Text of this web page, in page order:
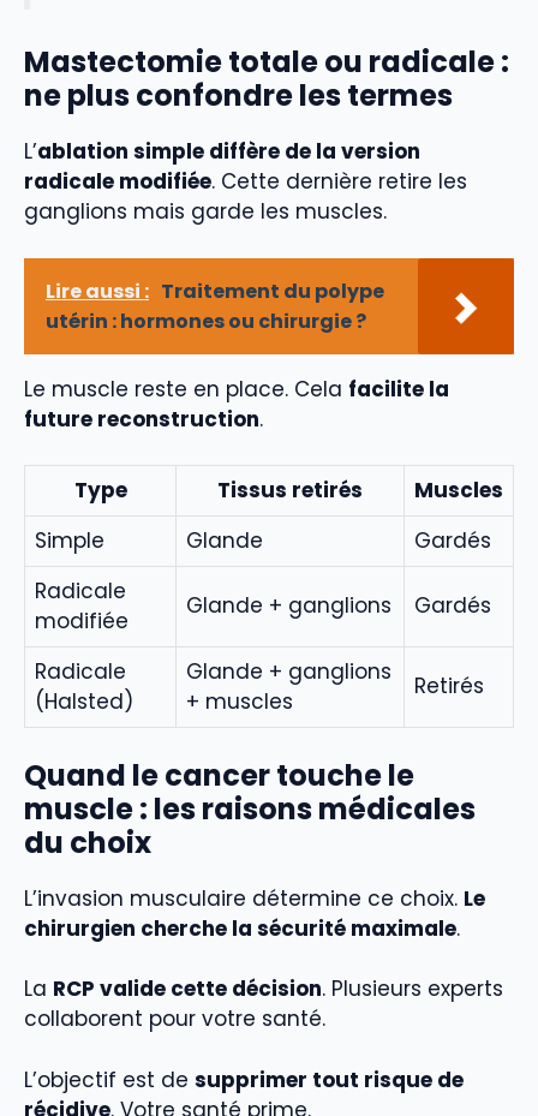
Mastectomie totale ou radicale :
ne plus confondre les termes
L’ablation simple diffère de la version
radicale modifiée. Cette dernière retire les
ganglions mais garde les muscles.
Lire aussi : Traitement du polype
utérin : hormones ou chirurgie ?
Le muscle reste en place. Cela facilite la
future reconstruction.
Type Tissus retirés
Muscles
Simple
Glande
Gardés
Radicale
modifiée
Glande + ganglions Gardés
Radicale
(Halsted)
Glande + ganglions
+ muscles
Retirés
Quand le cancer touche le
muscle : les raisons médicales
du choix
L’invasion musculaire détermine ce choix. Le
chirurgien cherche la sécurité maximale.
La RCP valide cette décision. Plusieurs experts
collaborent pour votre santé.
L’objectif est de supprimer tout risque de
récidive. Votre santé prime.